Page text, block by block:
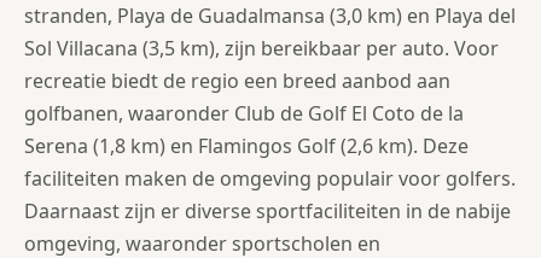
stranden, Playa de Guadalmansa (3,0 km) en Playa del
Sol Villacana (3,5 km), zijn bereikbaar per auto. Voor
recreatie biedt de regio een breed aanbod aan
golfbanen, waaronder Club de Golf El Coto de la
Serena (1,8 km) en Flamingos Golf (2,6 km). Deze
faciliteiten maken de omgeving populair voor golfers.
Daarnaast zijn er diverse sportfaciliteiten in de nabije
omgeving, waaronder sportscholen en